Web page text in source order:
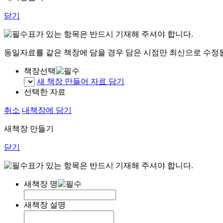
닫기
표가 있는 항목은 반드시 기재해 주셔야 합니다.
동일자료를 같은 책장에 담을 경우 담은 시점만 최신으로 수정
책장선택
새 책장 만들어 자료 담기
선택한 자료
취소 내책장에 담기
새책장 만들기
닫기
표가 있는 항목은 반드시 기재해 주셔야 합니다.
새책장 명
새책장 설명